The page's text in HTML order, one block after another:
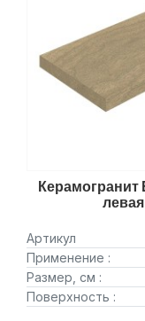
Керамогранит
Артикул
Применение :
Размер, см :
Поверхность :